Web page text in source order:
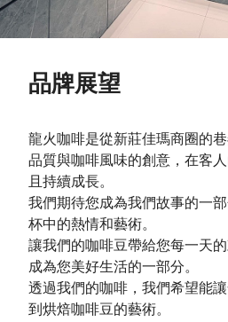
品牌展望
龍火咖啡是從新莊佳瑪商圈的
品質與咖啡風味的創意，在客
且持續成長。
我們期待您成為我們故事的一
杯中的熱情和藝術。
讓我們的咖啡豆帶給您每一天
成為您美好生活的一部分。
透過我們的咖啡，我們希望能
到烘焙咖啡豆的藝術。